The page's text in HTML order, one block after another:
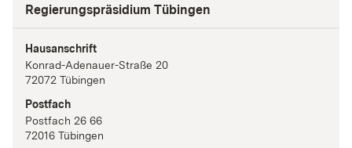
Regierungspräsidium Tübingen
Hausanschrift
Konrad-Adenauer-Straße 20
72072 Tübingen
Postfach
Postfach 26 66
72016 Tübingen